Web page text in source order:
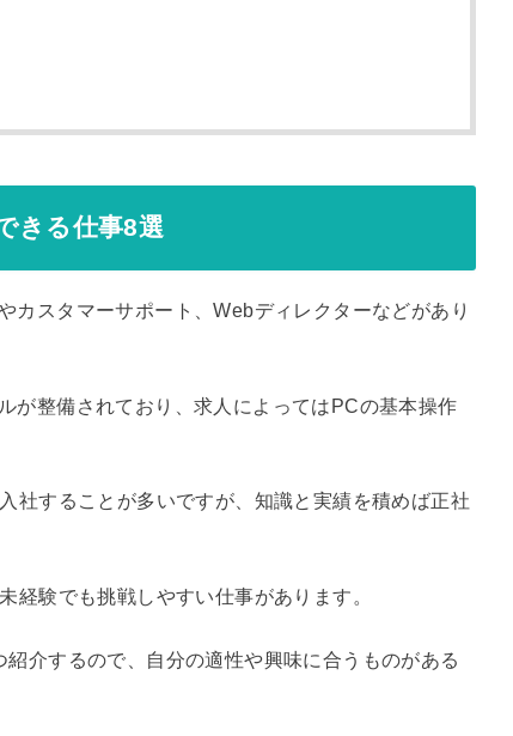
きる仕事8選
カスタマーサポート、Webディレクターなどがあり
が整備されており、求人によってはPCの基本操作
社することが多いですが、知識と実績を積めば正社
経験でも挑戦しやすい仕事があります。
介するので、自分の適性や興味に合うものがある